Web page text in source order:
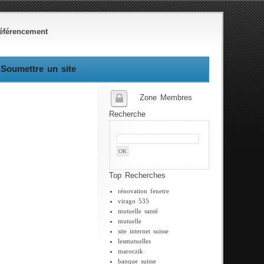
Soumettre un site
Zone Membres
Recherche
Top Recherches
rénovation fenetre
virago 535
mutuelle santé
mutuelle
site internet suisse
lesmutuelles
maroczik
banque suisse